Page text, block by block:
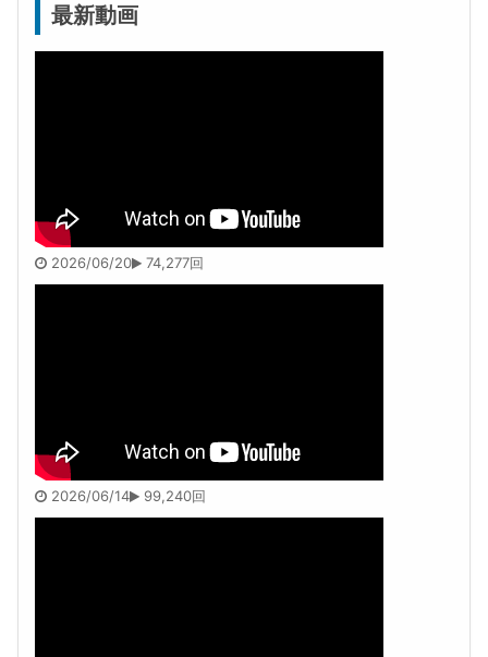
最新動画
2026/06/20 74,277回
2026/06/14 99,240回